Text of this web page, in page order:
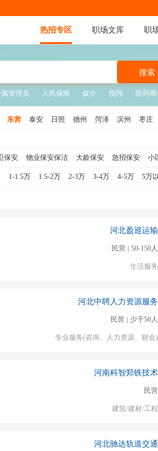
热招专区 职场文库 职
搜索
寓管理员 人民保险 媒介 悦翔 医药
东营 泰安 日照 德州 菏泽 滨州 枣庄
保安 物业保安保洁 大龄保安 急招保安 小
园保安 夜班保安 地铁保安 秩序维护员 幼
1-1.5万 1.5-2万 2-3万 3-4万 4-5万 5万
河北盈巡运输
民营 | 50-150人
生活服务
河北中聘人力资源服务
民营 | 少于50人
专业服务(咨询、人力资源、财会)
河南科智郑铁技术
民营
建筑/建材/工程
河北驰达轨道交通